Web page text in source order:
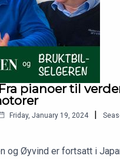
pianoer til
Friday, January 19, 2024 |
og Øyvind er fortsatt i